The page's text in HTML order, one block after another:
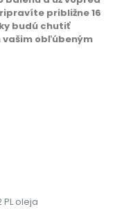
približne 16
budú chutiť
vašim obľúbeným
oleja